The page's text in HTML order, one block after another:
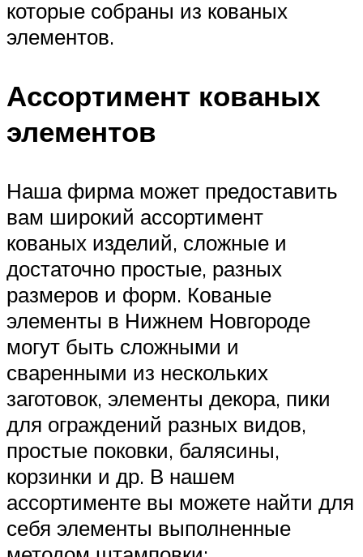
которые собраны из кованых
элементов.
Ассортимент кованых
элементов
Наша фирма может предоставить
вам широкий ассортимент
кованых изделий, сложные и
достаточно простые, разных
размеров и форм. Кованые
элементы в Нижнем Новгороде
могут быть сложными и
сваренными из нескольких
заготовок, элементы декора, пики
для ограждений разных видов,
простые поковки, балясины,
корзинки и др. В нашем
ассортименте вы можете найти для
себя элементы выполненные